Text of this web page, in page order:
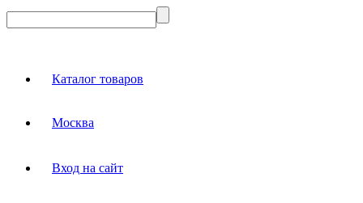
Каталог товаров
Москва
Вход на сайт